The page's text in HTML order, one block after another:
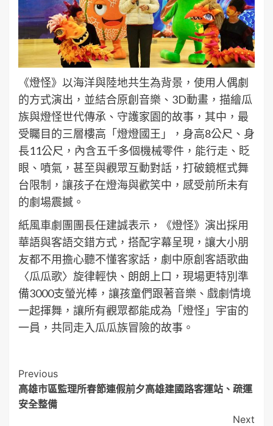
《燈怪》以海洋與陸地共生為背景，使用人偶劇
的方式演出，並結合原創音樂、3D動畫，描繪瓜
族與燈怪世代傳承、守護家園的故事，其中，最
受矚目的三層樓高「燈燈國王」，身高8公尺、身
長11公尺，內含五千多個機械零件，能行走、眨
眼、噴氣，甚至與觀眾互動對話，打破鏡框式舞
台限制，讓孩子在燈海與歡笑中，感受前所未有
的劇場震撼。
紙風車劇團團長任建誠表示，《燈怪》演出採用
華語與客語交錯方式，搭配字幕呈現，讓大小朋
友都不用擔心聽不懂客家話，劇中原創客語歌曲
〈瓜瓜歌〉旋律輕快、朗朗上口，現場更特別準
備3000支螢光棒，讓孩童們跟著音樂、戲劇情境
一起揮舞，讓所有觀眾都能成為「燈怪」宇宙的
一員，共同走入瓜瓜族冒險的故事。
Post
Navigation
Previous
高雄市區監理所春節連假前夕高雄建國路客運站、疏運
安全整備
Next